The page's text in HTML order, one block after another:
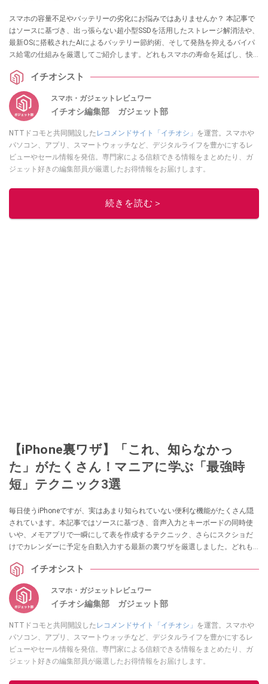
スマホの容量不足やバッテリーの劣化にお悩みではありませんか？ 本記事で
はソースに基づき、出っ張らない超小型SSDを活用したストレージ解消法や、
最新OSに搭載されたAIによるバッテリー節約術、そして発熱を抑えるバイパ
ス給電の仕組みを厳選してご紹介します。どれもスマホの寿命を延ばし、快
イチオシスト
スマホ・ガジェットレビュワー
イチオシ編集部 ガジェット部
NTTドコモと共同開設したレコメンドサイト「イチオシ」 を運営。スマホや
パソコン、アプリ、スマートウォッチなど、デジタルライフを豊かにするレ
ビューやセール情報を発信。専門家による信頼できる情報をまとめたり、ガ
ジェット好きの編集部員が厳選したお得情報をお届けします。
このイチオシストの他の記事を読む
続きを読む＞
【iPhone裏ワザ】「これ、知らなかっ
た」がたくさん！マニアに学ぶ「最強時
短」テクニック3選
毎日使うiPhoneですが、実はあまり知られていない便利な機能がたくさん隠
されています。本記事ではソースに基づき、音声入力とキーボードの同時使
いや、メモアプリで一瞬にして表を作成するテクニック、さらにスクショだ
けでカレンダーに予定を自動入力する最新の裏ワザを厳選しました。どれも
い。
イチオシスト
スマホ・ガジェットレビュワー
イチオシ編集部 ガジェット部
NTTドコモと共同開設したレコメンドサイト「イチオシ」 を運営。スマホや
パソコン、アプリ、スマートウォッチなど、デジタルライフを豊かにするレ
ビューやセール情報を発信。専門家による信頼できる情報をまとめたり、ガ
ジェット好きの編集部員が厳選したお得情報をお届けします。
このイチオシストの他の記事を読む